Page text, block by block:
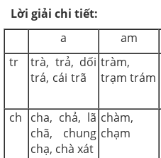
Lời giải chi tiết:
a
am
tr
trà, trả, dối
trá, cái trã
tràm,
trạm trám
ch
cha, chả, lã
chã, chung
chạ, chà xát
chàm,
chạm